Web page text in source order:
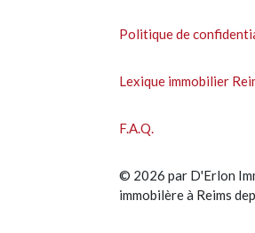
Politique de
Lexique immobilier
F.A.Q.
© 2026 par D'Erlon
immobilère à Reims